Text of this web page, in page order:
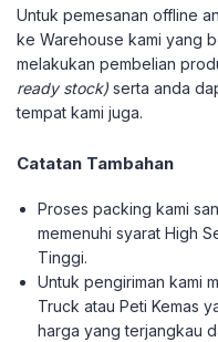
Untuk pemesanan offline
ke Warehouse kami yang
melakukan pembelian
ready stock) serta anda
tempat kami juga.
Catatan Tambahan
Proses packing kami
memenuhi syarat High
Tinggi.
Untuk pengiriman kami
Truck atau Peti Kemas
harga yang terjangkau